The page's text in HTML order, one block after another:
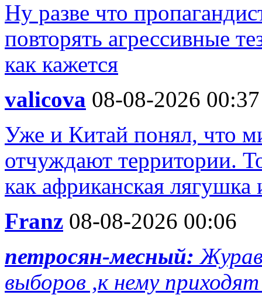
Ну разве что
повторять агрессивные
как кажется
valicova 08-08-2026 00:37
Уже и Китай понял, что
отчуждают территории.
как африканская лягушка
Franz 08-08-2026 00:06
петросян-месный:
выборов ,к нему